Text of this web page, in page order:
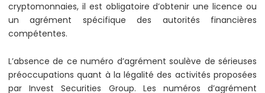
cryptomonnaies, il est obligatoire d’obtenir une licence ou
un agrément spécifique des autorités financières
compétentes.
L’absence de ce numéro d’agrément soulève de sérieuses
préoccupations quant à la légalité des activités proposées
par Invest Securities Group. Les numéros d’agrément